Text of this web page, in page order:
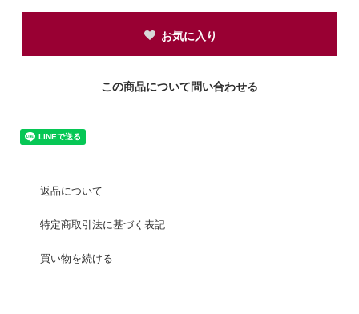
お気に入り
この商品について問い合わせる
返品について
特定商取引法に基づく表記
買い物を続ける